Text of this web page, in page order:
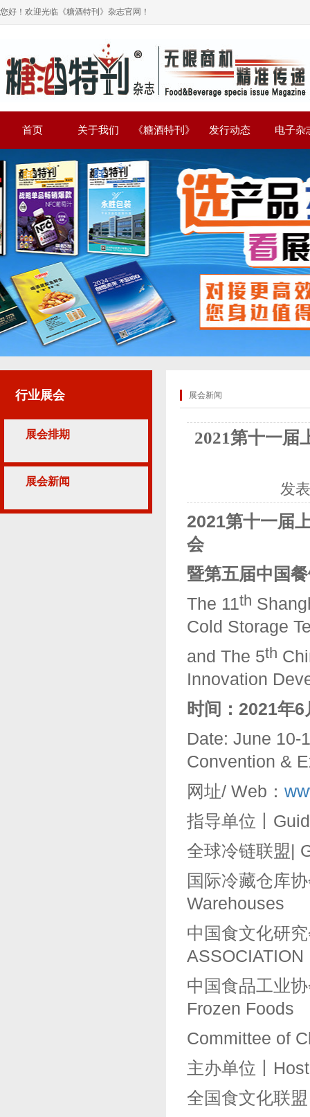
您好！欢迎光临《糖酒特刊》杂志官网！
首页 关于我们 《糖酒特刊》 发行动态 电子杂
行业展会
展会排期
展会新闻
展会新闻
2021第十一届
发
2021第十一届
会
暨第五届中国
The 11th
Cold Storage
and The 5th
Innovation
时间： 2021年6
Date: June 10-
Convention &
网址/ Web：
指导单位丨
全球冷链联盟|
国际冷藏仓库
Warehouses
中国食文化研
ASSOCIATION
中国食品工业
Frozen Foods
Committee of
主办单位丨
全国食文化联